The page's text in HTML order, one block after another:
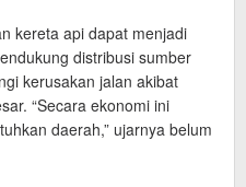
kereta api dapat menjadi
distribusi sumber
kerusakan jalan akibat
“Secara ekonomi ini
daerah,” ujarnya belum